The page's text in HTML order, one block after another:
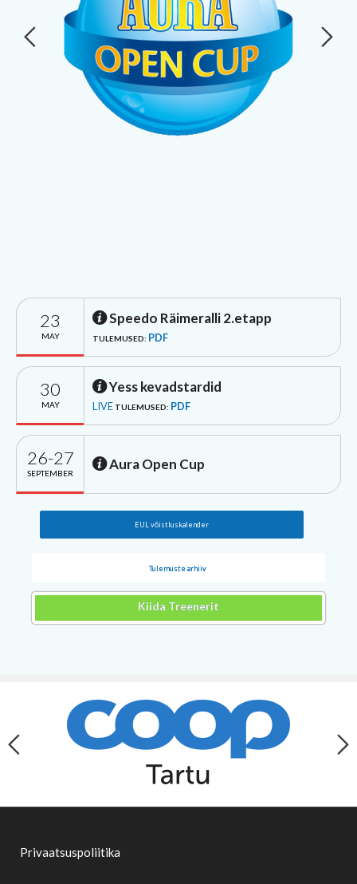
23
MAY
Speedo Räimeralli 2.etapp
TULEMUSED: PDF
30
MAY
Yess kevadstardid
LIVE TULEMUSED: PDF
26-27
SEPTEMBER
Aura Open Cup
EUL võistluskalender
Tulemuste arhiiv
Kiida Treenerit
Privaatsuspoliitika